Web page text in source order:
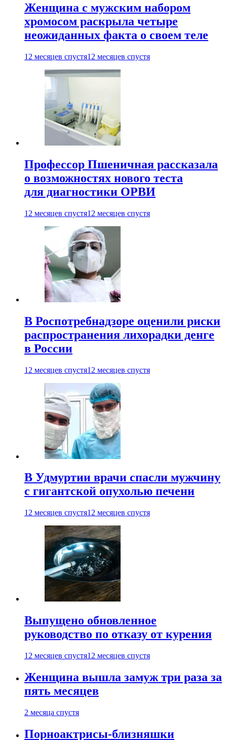
Женщина с мужским набором
хромосом раскрыла четыре
неожиданных факта о своем теле
12 месяцев спустя12 месяцев спустя
Профессор Пшеничная рассказала
о возможностях нового теста
для диагностики ОРВИ
12 месяцев спустя12 месяцев спустя
В Роспотребнадзоре оценили риски
распространения лихорадки денге
в России
12 месяцев спустя12 месяцев спустя
В Удмуртии врачи спасли мужчину
с гигантской опухолью печени
12 месяцев спустя12 месяцев спустя
Выпущено обновленное
руководство по отказу от курения
12 месяцев спустя12 месяцев спустя
Женщина вышла замуж три раза за
пять месяцев
2 месяца спустя
Порноактрисы-близняшки